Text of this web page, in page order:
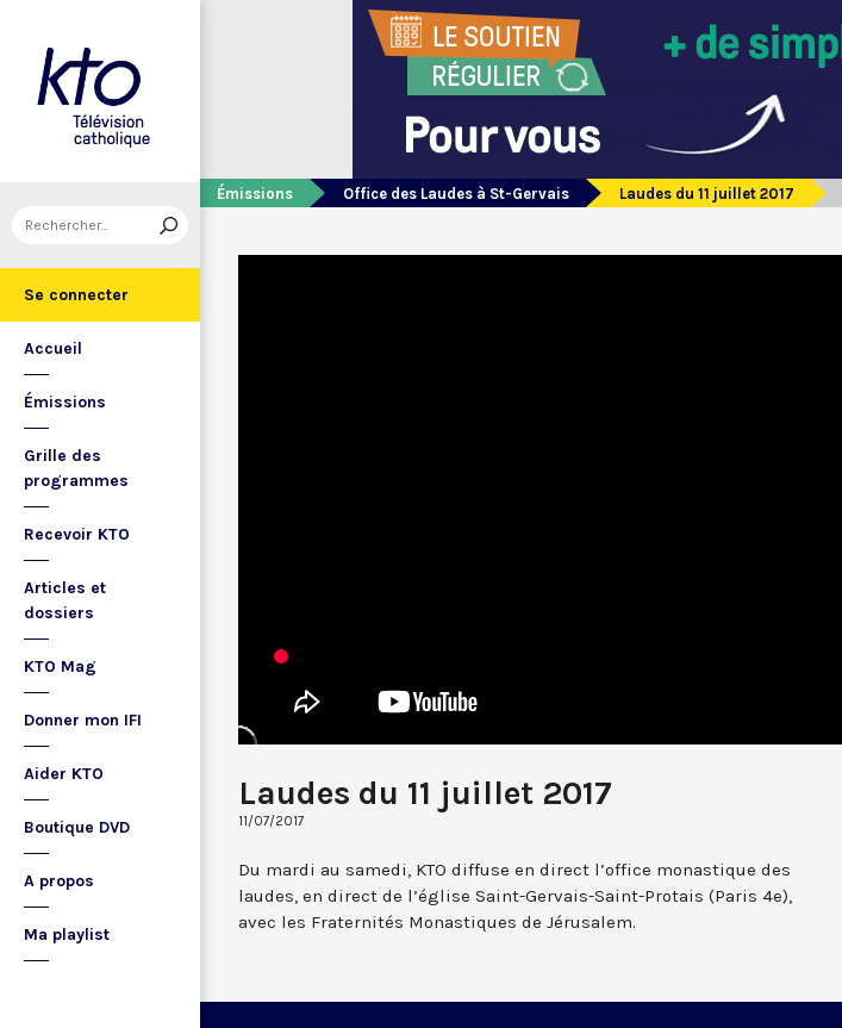
Se connecter
Accueil
Émissions
Grille des
programmes
Recevoir KTO
Articles et
dossiers
KTO Mag
Donner mon IFI
Aider KTO
Boutique DVD
A propos
Ma playlist
Émissions Office des Laudes à St-Gervais Laudes du 11 juillet 2017
Laudes du 11 juillet 2017
11/07/2017
Du mardi au samedi, KTO diffuse en direct l’office monastique des
laudes, en direct de l’église Saint-Gervais-Saint-Protais (Paris 4e),
avec les Fraternités Monastiques de Jérusalem.